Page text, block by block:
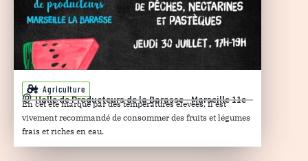
Agriculture
Halle de Producteurs de la Barasse - Marseille 11e
En cet été marqué par des températures élevées, il est
vivement recommandé de consommer des fruits et légumes
frais et riches en eau.